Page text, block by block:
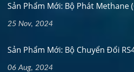
Sản Phẩm Mới: Bộ Phát Methane
25 Nov, 2024
Sản Phẩm Mới: Bộ Chuyển Đổi
06 Aug, 2024